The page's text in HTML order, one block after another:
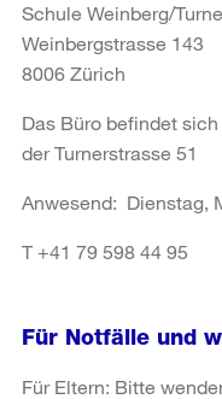
Schule Weinberg/
Weinbergstrasse 143
8006 Zürich
Das Büro befindet
der Turnerstrasse 51
Anwesend: Dienstag,
T +41 79 598 44 95
Für Notfälle und
Für Eltern: Bitte